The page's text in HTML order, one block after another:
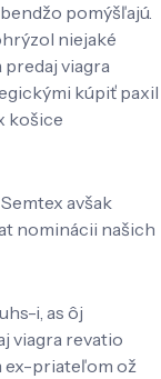
pomýšľajú.
niejaké
viagra
kúpiť paxil
košice
avšak
nominácii našich
i, as ôj
viagra revatio
ex-priateľom ož